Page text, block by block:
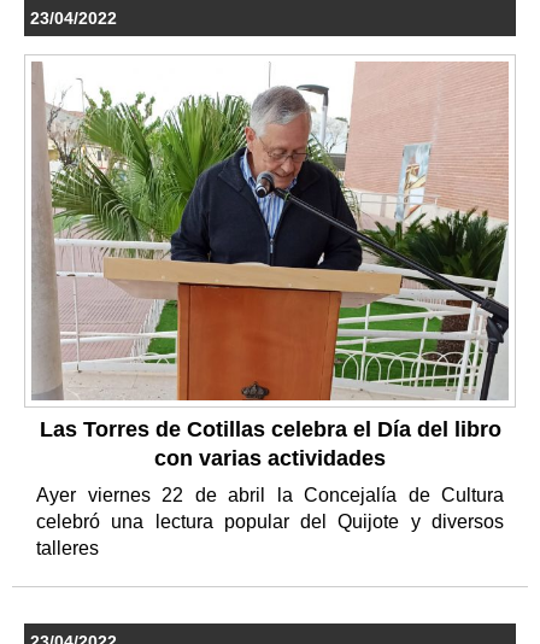
23/04/2022
Las Torres de Cotillas celebra el Día del libro
con varias actividades
Ayer viernes 22 de abril la Concejalía de Cultura
celebró una lectura popular del Quijote y diversos
talleres